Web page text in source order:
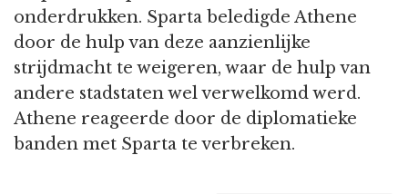
onderdrukken. Sparta beledigde Athene
door de hulp van deze aanzienlijke
strijdmacht te weigeren, waar de hulp van
andere stadstaten wel verwelkomd werd.
Athene reageerde door de diplomatieke
banden met Sparta te verbreken.